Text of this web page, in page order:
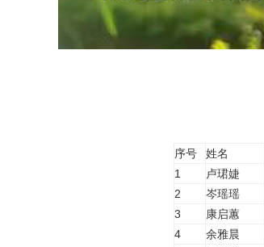
序号 姓名
1
卢珺婕
2
岑瑶瑶
3
康启蕙
4
余雅晨